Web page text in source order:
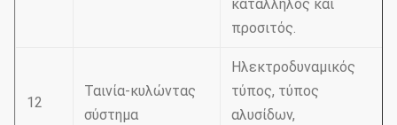
κατάλληλος και
προσιτός.
12
Ταινία-κυλώντας
σύστημα
Ηλεκτροδυναμικός
τύπος, τύπος
αλυσίδων,